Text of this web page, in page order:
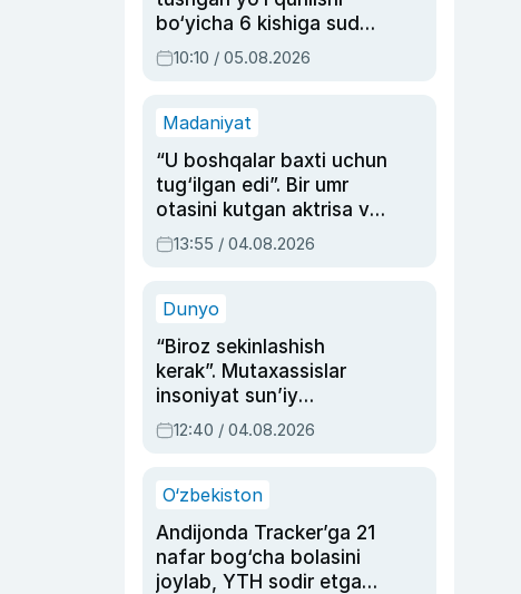
bo‘yicha 6 kishiga sud
hukmi o‘qildi
10:10 / 05.08.2026
Madaniyat
“U boshqalar baxti uchun
tug‘ilgan edi”. Bir umr
otasini kutgan aktrisa va
dublyaj ustasi Rimma
Ahmedovaning
13:55 / 04.08.2026
Dunyo
“Biroz sekinlashish
kerak”. Mutaxassislar
insoniyat sun’iy
intellektni boshqara
olmay qolishidan xavotir
12:40 / 04.08.2026
O‘zbekiston
Andijonda Tracker’ga 21
nafar bog‘cha bolasini
joylab, YTH sodir etgan